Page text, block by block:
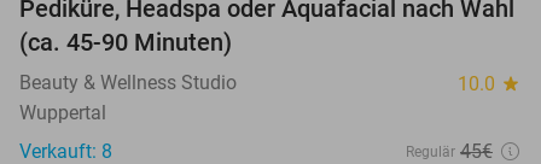
34%
Pediküre, Headspa oder Aquafacial nach Wahl
(ca. 45-90 Minuten)
Beauty & Wellness Studio 10.0 star
Wuppertal
Verkauft: 8
Regulär 45€